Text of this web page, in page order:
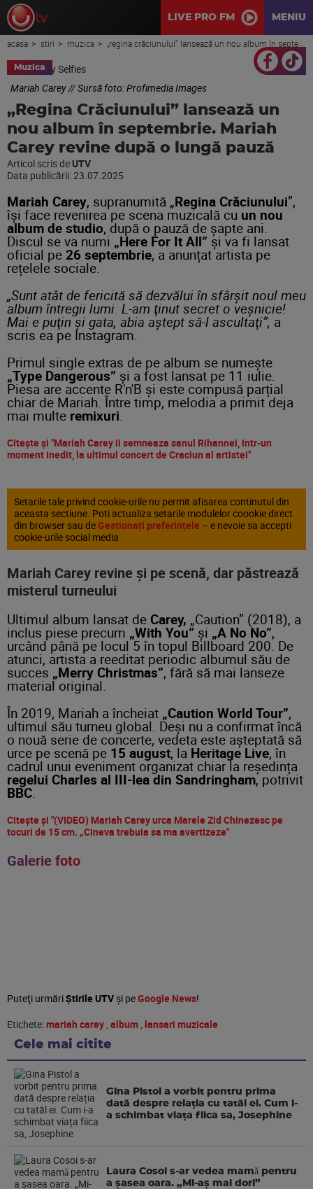
LIVE PRO FM MENIU
acasa stiri muzica „regina crăciunului” lansează un nou album în septembrie. mariah carey revine după o lungă pauză
Muzica
Mariah Carey // Sursă foto: Profimedia Images
„Regina Crăciunului” lansează un
nou album în septembrie. Mariah
Carey revine după o lungă pauză
Articol scris de UTV
Data publicării:23.07.2025
Mariah Carey, supranumită „Regina Crăciunului”,
își face revenirea pe scena muzicală cu un nou
album de studio, după o pauză de șapte ani.
Discul se va numi „Here For It All” și va fi lansat
oficial pe 26 septembrie, a anunțat artista pe
rețelele sociale.
„Sunt atât de fericită să dezvălui în sfârşit noul meu
album întregii lumi. L-am ţinut secret o veşnicie!
Mai e puţin şi gata, abia aştept să-l ascultaţi”, a
scris ea pe Instagram.
Primul single extras de pe album se numește
„Type Dangerous” și a fost lansat pe 11 iulie.
Piesa are accente R'n'B și este compusă parțial
chiar de Mariah. Între timp, melodia a primit deja
mai multe remixuri.
Citește și "Mariah Carey ii semneaza sanul Rihannei, intr-un
moment inedit, la ultimul concert de Craciun al artistei"
Setarile tale privind cookie-urile nu permit afisarea continutul din
aceasta sectiune. Poti actualiza setarile modulelor coookie direct
din browser sau de Gestionați preferințele – e nevoie sa accepti
cookie-urile social media
Mariah Carey revine și pe scenă, dar păstrează
misterul turneului
Ultimul album lansat de Carey, „Caution” (2018), a
inclus piese precum „With You” și „A No No”,
urcând până pe locul 5 în topul Billboard 200. De
atunci, artista a reeditat periodic albumul său de
succes „Merry Christmas”, fără să mai lanseze
material original.
În 2019, Mariah a încheiat „Caution World Tour”,
ultimul său turneu global. Deși nu a confirmat încă
o nouă serie de concerte, vedeta este așteptată să
urce pe scenă pe 15 august, la Heritage Live, în
cadrul unui eveniment organizat chiar la reședința
regelui Charles al III-lea din Sandringham, potrivit
BBC.
Citește și "(VIDEO) Mariah Carey urca Marele Zid Chinezesc pe
tocuri de 15 cm. „Cineva trebuia sa ma avertizeze"
Galerie foto
Puteţi urmăriȘtirile UTVşi peGoogle News!
Etichete:mariah carey , album , lansari muzicale
Cele mai citite
Gina Pistol a vorbit pentru prima
dată despre relația cu tatăl ei. Cum i-
a schimbat viața fiica sa, Josephine
Laura Cosoi s-ar vedea mamǎ pentru
a şasea oara. „Mi-aș mai dori”